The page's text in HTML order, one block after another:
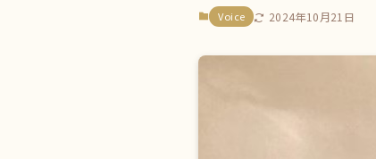
Voice 2024年10月21日